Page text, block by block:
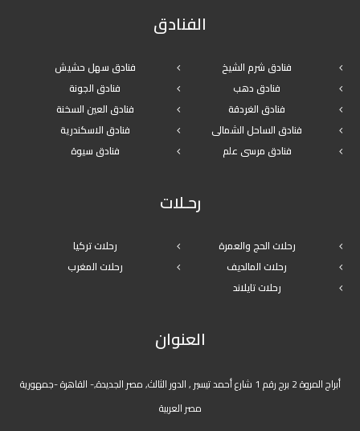
الفنادق
فنادق شرم الشيخ
فنادق سهل حشيش
فنادق دهب
فنادق الجونة
فنادق الغردقة
فنادق العين السخنة
فنادق الساحل الشمالى
فنادق الاسكندرية
فنادق مرسى علم
فنادق سيوة
رحـلات
رحلات الحج والعمرة
رحلات تركيا
رحلات المالديف
رحلات المغرب
رحلات تايلاند
العنوان
أبراج المروة 2 برج رقم 1 شارع أحمد تيسير , الدور الثالث, مصر الجديدة,- القاهرة -جمهورية
مصر العربية